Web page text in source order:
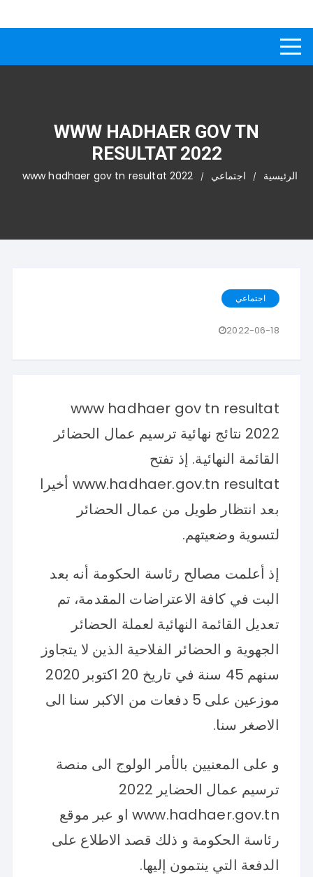
المحتوى
WWW HADHAER GOV TN
RESULTAT 2022
الرئيسية اجتماعي www hadhaer gov tn resultat 2022
اجتماعي
2022-06-18
www hadhaer gov tn resultat
2022 نتائج نهائية ترسيم عمال الحضائر
القائمة النهائية. إذ تفتح
www.hadhaer.gov.tn resultat أخيرا
بعد انتظار طويل من عمال الحضائر
لتسوية وضعيتهم.
إذ أعلمت مصالح رئاسة الحكومة أنه بعد
البت في كافة الاعتراضات المقدمة، تم
تعديل القائمة النهائية لعملة الحضائر
الجهوية و الحضائر الفلاحية الذين لا يتجاوز
سنهم 45 سنة في تاريخ 20 اكتوبر 2020
موزعين على 5 دفعات من الاكبر سنا الى
الاصغر سنا.
و على المعنيين بالأمر الولوج الى منصة
ترسيم عمال الحضاير 2022
www.hadhaer.gov.tn او عبر موقع
رئاسة الحكومة و ذلك قصد الاطلاع على
الدفعة التي ينتمون إليها.